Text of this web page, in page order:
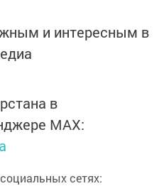
и интересным в
в
MАХ:
сетях: